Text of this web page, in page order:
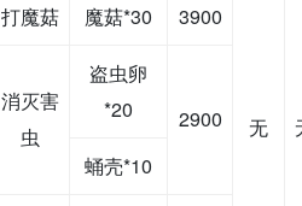
无
打魔菇 魔菇*30 3900
消灭害
虫
盗虫卵
*20
2900
蛹壳*10